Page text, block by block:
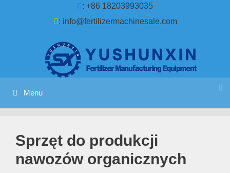
: +86 18203993035
: info@fertilizermachinesale.com
Menu
Sprzęt do produkcji
nawozów organicznych